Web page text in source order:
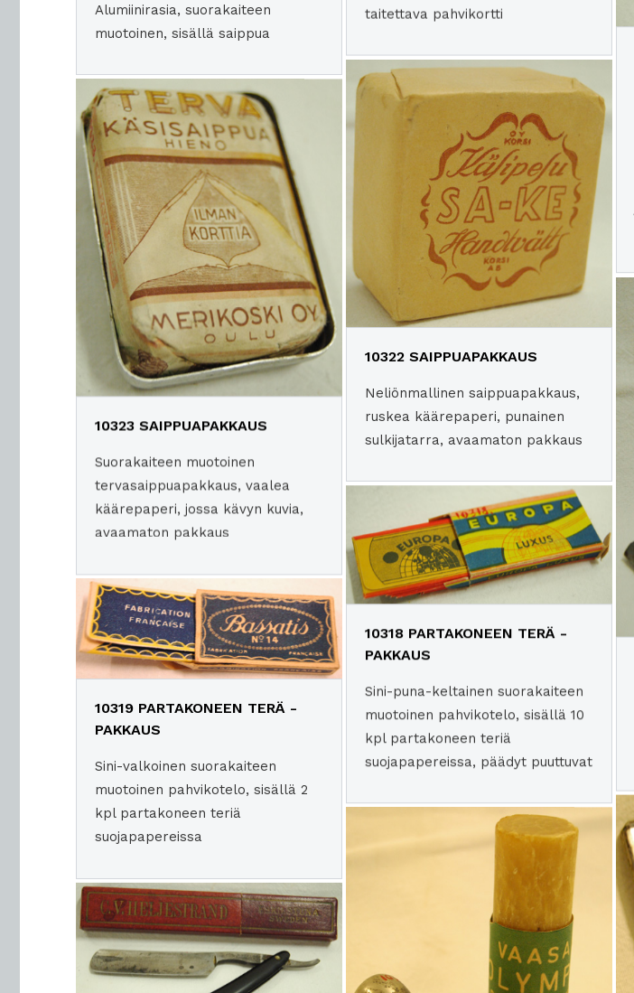
Alumiinirasia, suorakaiteen
muotoinen, sisällä saippua
taitettava pahvikortti
10323 SAIPPUAPAKKAUS
Suorakaiteen muotoinen
tervasaippuapakkaus, vaalea
käärepaperi, jossa kävyn kuvia,
avaamaton pakkaus
10322 SAIPPUAPAKKAUS
Neliönmallinen saippuapakkaus,
ruskea käärepaperi, punainen
sulkijatarra, avaamaton pakkaus
10319 PARTAKONEEN TERÄ -
PAKKAUS
Sini-valkoinen suorakaiteen
muotoinen pahvikotelo, sisällä 2
kpl partakoneen teriä
suojapapereissa
10318 PARTAKONEEN TERÄ -
PAKKAUS
Sini-puna-keltainen suorakaiteen
muotoinen pahvikotelo, sisällä 10
kpl partakoneen teriä
suojapapereissa, päädyt puuttuvat